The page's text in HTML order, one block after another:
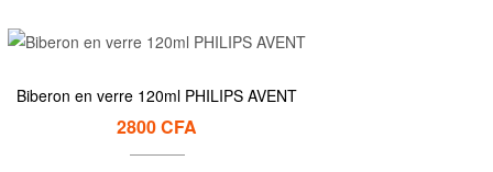
Biberon en verre 120ml PHILIPS AVENT
2800CFA